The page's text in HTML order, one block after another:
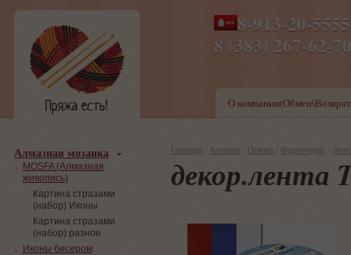
8-913-20-
8 (383) 267-
ПН-ПТ 8-17,СБ-ВС 9-
О
Главная Каталог Пряжа Фурнитура
декор.лента
Алмазная мозаика
MOSFA (Алмазная
живопись)
Картина стразами
(набор) Иконы
Картина стразами
(набор) разное
Иконы бисером